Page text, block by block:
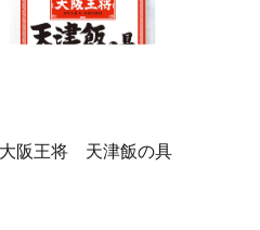
大阪王将 天津飯の具